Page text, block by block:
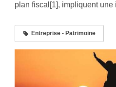
plan fiscal[1], impliquent une
Entreprise - Patrimoine